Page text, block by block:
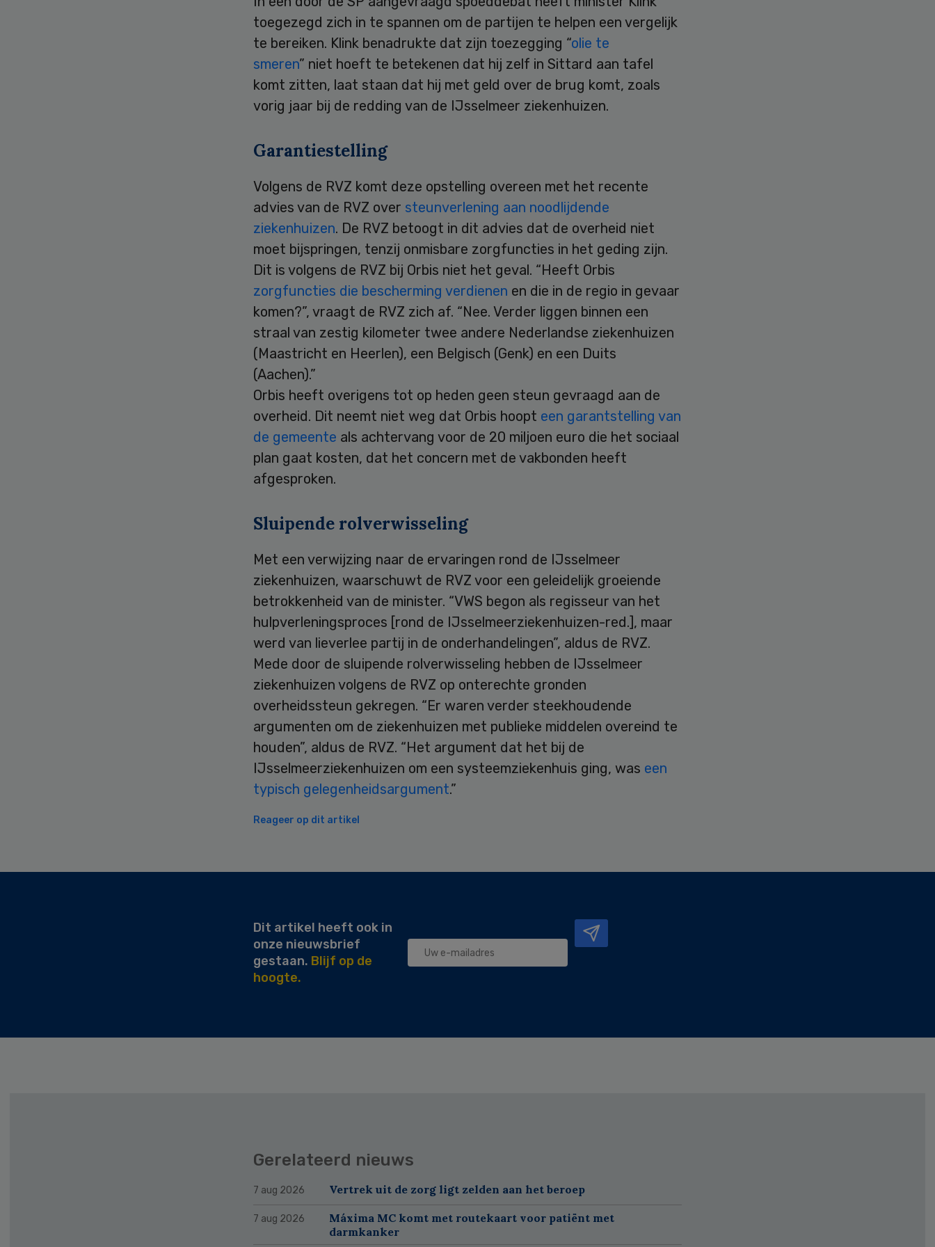
toegezegd zich in te spannen om de partijen te helpen een vergelijk
te bereiken. Klink benadrukte dat zijn toezegging “olie te
smeren” niet hoeft te betekenen dat hij zelf in Sittard aan tafel
komt zitten, laat staan dat hij met geld over de brug komt, zoals
vorig jaar bij de redding van de IJsselmeer ziekenhuizen.
Garantiestelling
Volgens de RVZ komt deze opstelling overeen met het recente
advies van de RVZ over steunverlening aan noodlijdende
ziekenhuizen. De RVZ betoogt in dit advies dat de overheid niet
moet bijspringen, tenzij onmisbare zorgfuncties in het geding zijn.
Dit is volgens de RVZ bij Orbis niet het geval. “Heeft Orbis
zorgfuncties die bescherming verdienen en die in de regio in gevaar
komen?”, vraagt de RVZ zich af. “Nee. Verder liggen binnen een
straal van zestig kilometer twee andere Nederlandse ziekenhuizen
(Maastricht en Heerlen), een Belgisch (Genk) en een Duits
(Aachen).”
Orbis heeft overigens tot op heden geen steun gevraagd aan de
overheid. Dit neemt niet weg dat Orbis hoopt een garantstelling van
de gemeente als achtervang voor de 20 miljoen euro die het sociaal
plan gaat kosten, dat het concern met de vakbonden heeft
afgesproken.
Sluipende rolverwisseling
Met een verwijzing naar de ervaringen rond de IJsselmeer
ziekenhuizen, waarschuwt de RVZ voor een geleidelijk groeiende
betrokkenheid van de minister. “VWS begon als regisseur van het
hulpverleningsproces [rond de IJsselmeerziekenhuizen-red.], maar
werd van lieverlee partij in de onderhandelingen”, aldus de RVZ.
Mede door de sluipende rolverwisseling hebben de IJsselmeer
ziekenhuizen volgens de RVZ op onterechte gronden
overheidssteun gekregen. “Er waren verder steekhoudende
argumenten om de ziekenhuizen met publieke middelen overeind te
houden”, aldus de RVZ. “Het argument dat het bij de
IJsselmeerziekenhuizen om een systeemziekenhuis ging, was een
typisch gelegenheidsargument.”
Reageer op dit artikel
Secondary
Dit artikel heeft ook in
onze nieuwsbrief
gestaan. Blijf op de
hoogte.
Gerelateerd nieuws
7 aug 2026 Vertrek uit de zorg ligt zelden aan het beroep
7 aug 2026
Máxima MC komt met routekaart voor patiënt met
darmkanker